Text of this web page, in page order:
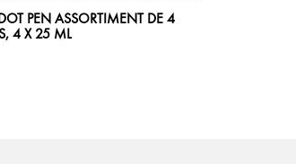
PEN ASSORTIMENT DE 4
4 X 25 ML